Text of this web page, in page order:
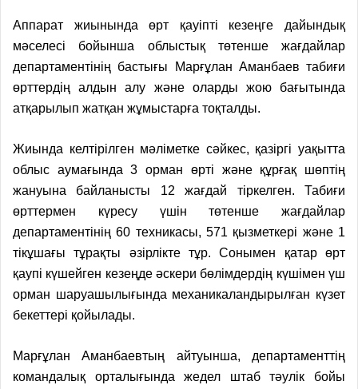
Аппарат жиынында өрт қауіпті кезеңге дайындық
мәселесі бойынша облыстық төтенше жағдайлар
департаментінің бастығы Марғұлан Аманбаев табиғи
өрттердің алдын алу және оларды жою бағытында
атқарылып жатқан жұмыстарға тоқталды.
Жиында келтірілген мәліметке сәйкес, қазіргі уақытта
облыс аумағында 3 орман өрті және құрғақ шөптің
жануына байланысты 12 жағдай тіркелген. Табиғи
өрттермен күресу үшін төтенше жағдайлар
департаментінің 60 техникасы, 571 қызметкері және 1
тікұшағы тұрақты әзірлікте тұр. Сонымен қатар өрт
қаупі күшейген кезеңде әскери бөлімдердің күшімен үш
орман шаруашылығында механикаландырылған күзет
бекеттері қойылады.
Марғұлан Аманбаевтың айтуынша, департаменттің
командалық орталығында жедел штаб тәулік бойы